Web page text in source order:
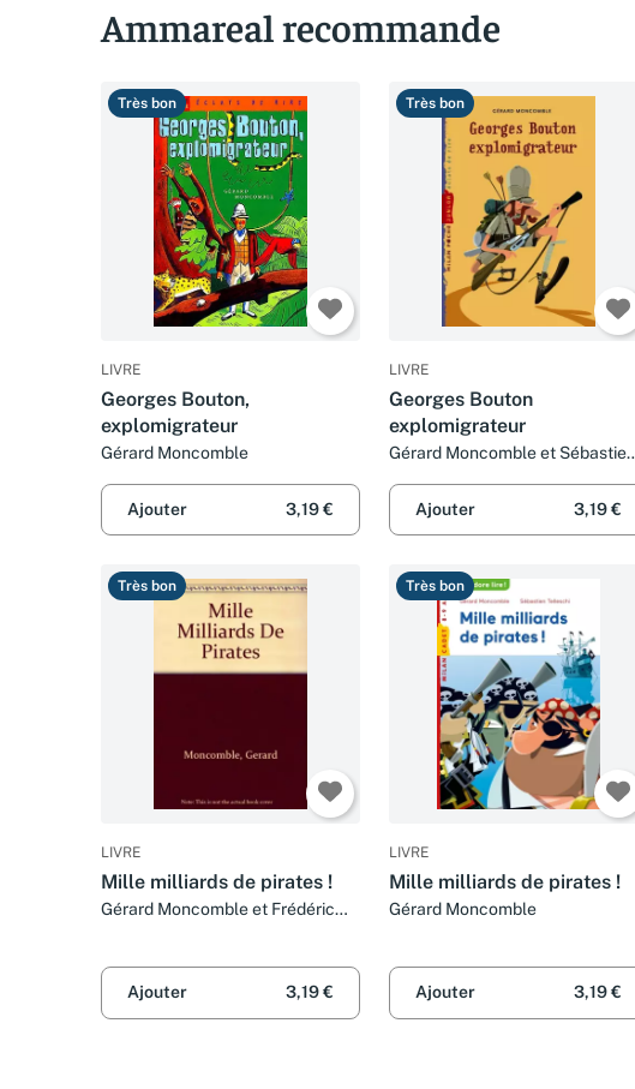
Ammareal recommande
Très bon
LIVRE
Georges Bouton,
explomigrateur
Gérard Moncomble
Ajouter 3,19 €
Très bon
LIVRE
Georges Bouton
explomigrateur
Gérard Moncomble et Sébastien
Ajouter
3,19 €
Très bon
LIVRE
Mille milliards de pirates !
Gérard Moncomble et Frédéric
Ajouter 3,19 €
Très bon
LIVRE
Mille milliards de pirates !
Gérard Moncomble
Ajouter 3,19 €